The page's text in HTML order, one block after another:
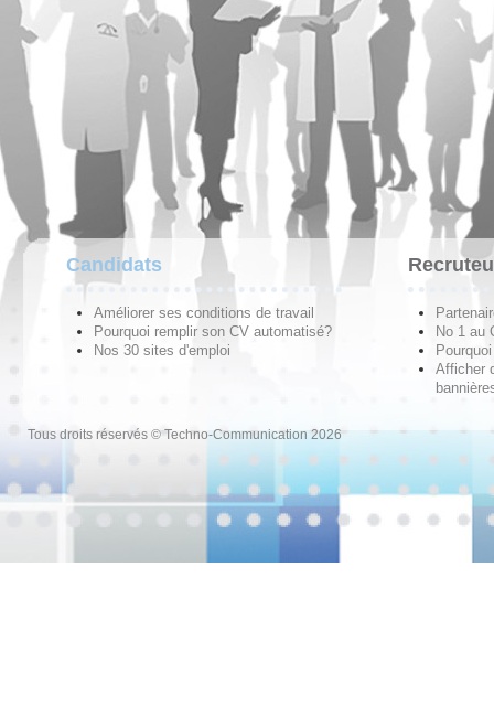
Candidats
Améliorer ses conditions de travail
Pourquoi remplir son CV automatisé?
Nos 30 sites d'emploi
No 1 au
Afficher
Tous droits réservés © Techno-Communication 2026